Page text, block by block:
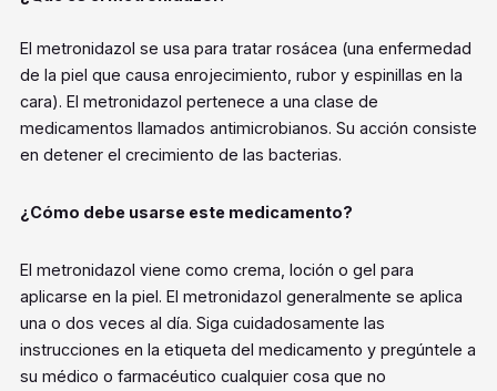
El metronidazol se usa para tratar rosácea (una enfermedad
de la piel que causa enrojecimiento, rubor y espinillas en la
cara). El metronidazol pertenece a una clase de
medicamentos llamados antimicrobianos. Su acción consiste
en detener el crecimiento de las bacterias.
¿Cómo debe usarse este medicamento?
El metronidazol viene como crema, loción o gel para
aplicarse en la piel. El metronidazol generalmente se aplica
una o dos veces al día. Siga cuidadosamente las
instrucciones en la etiqueta del medicamento y pregúntele a
su médico o farmacéutico cualquier cosa que no